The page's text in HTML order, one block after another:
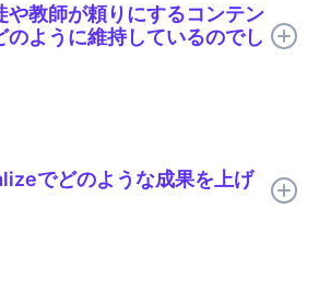
教師が頼りにするコンテン
のように維持しているのでし
発見できます。Code.orgがサポートす
て、「ループ」や「関数」といった用語
でどのような成果を上げ